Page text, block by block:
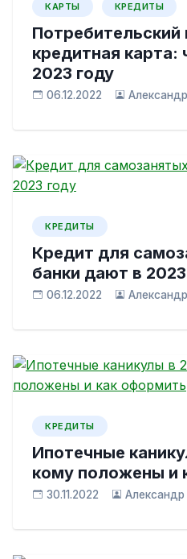
КАРТЫ КРЕДИТЫ
Потребительский
кредитная карта:
2023 году
06.12.2022
КРЕДИТЫ
Кредит для
банки дают в
06.12.2022
КРЕДИТЫ
Ипотечные
кому положены и
30.11.2022 Александр